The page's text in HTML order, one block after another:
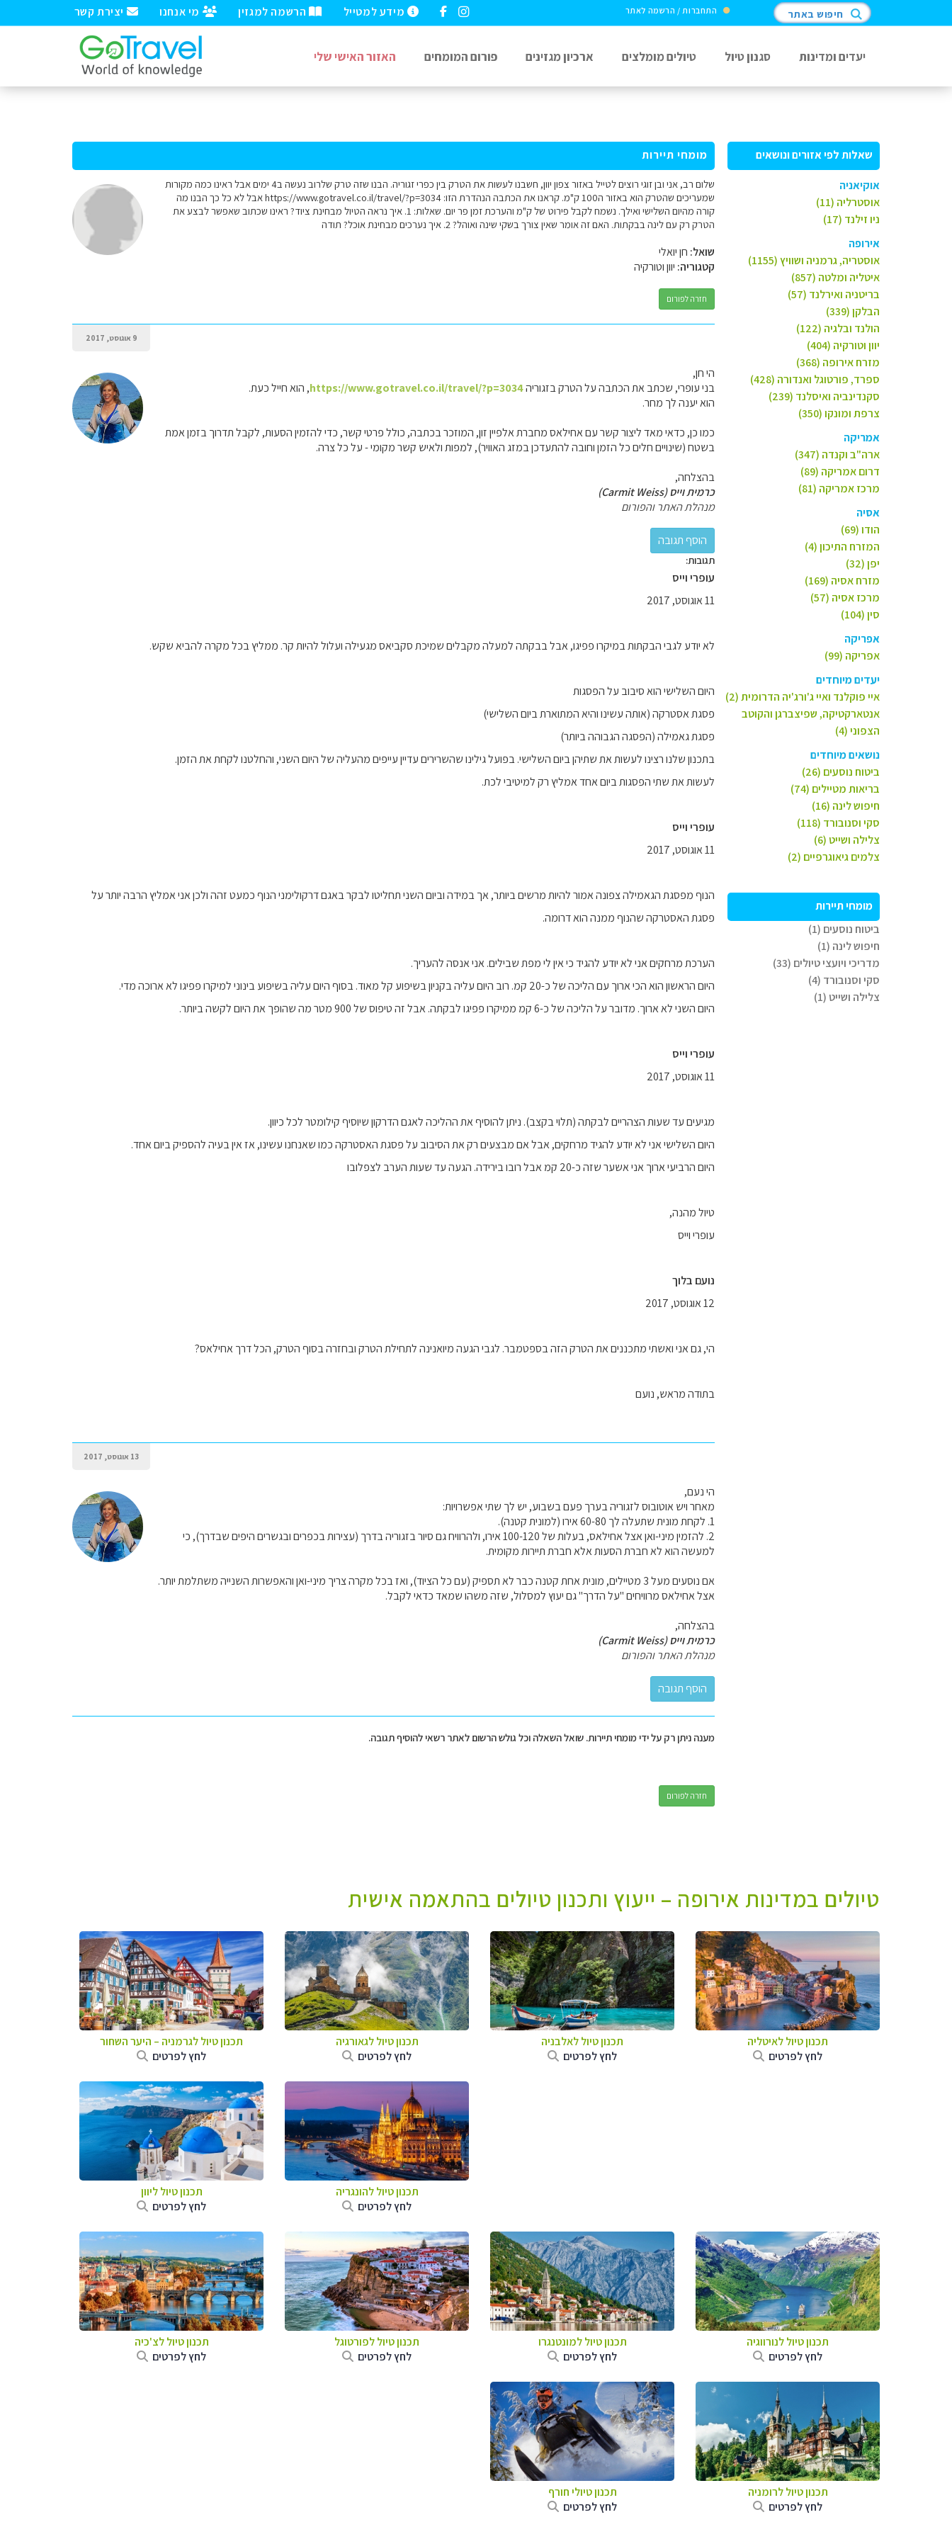
יצירת קשר מי אנחנו הרשמה למגזין מידע למטייל התחברות / הרשמה לאתר חיפוש באתר
יעדים ומדינות סגנון טיול טיולים מומלצים ארכיון מגזינים פורום המומחים האזור האישי שלי
שאלות לפי אזורים ונושאים
אוקיאניה
אוסטרליה (11)
ניו זילנד (17)
אירופה
אוסטריה, גרמניה ושוויץ (1155)
איטליה ומלטה (857)
בריטניה ואירלנד (57)
הבלקן (339)
הולנד ובלגיה (122)
יוון וטורקיה (404)
מזרח אירופה (368)
ספרד, פורטוגל ואנדורה (428)
סקנדינביה ואיסלנד (239)
צרפת ומונקו (350)
אמריקה
ארה"ב וקנדה (347)
דרום אמריקה (89)
מרכז אמריקה (81)
אסיה
הודו (69)
המזרח התיכון (4)
יפן (32)
מזרח אסיה (169)
מרכז אסיה (57)
סין (104)
אפריקה
אפריקה (99)
יעדים מיוחדים
איי פוקלנד ואיי ג'ורג'יה הדרומית (2)
אנטארקטיקה, שפיצברגן והקוטב
הצפוני (4)
נושאים מיוחדים
ביטוח נוסעים (26)
בריאות מטיילים (74)
חיפוש לינה (16)
סקי וסנובורד (118)
צלילה ושייט (6)
צלמים גיאוגרפיים (2)
מומחי תיירות
ביטוח נוסעים (1)
חיפוש לינה (1)
מדריכי ויועצי טיולים (33)
סקי וסנובורד (4)
צלילה ושייט (1)
מומחי תיירות
שלום רב, אני ובן זוגי רוצים לטייל באזור צפון יוון, חשבנו לעשות את הטרק בין כפרי זגוריה. הבנו שזה טרק שלרוב נעשה ב4 ימים אבל ראינו כמה מקורות
שמעריכים שהטרק הוא באזור ה100 ק"מ. קראנו את הכתבה הנהדרת הזו: https://www.gotravel.co.il/travel/?p=3034 אבל לא כל כך הבנו מה
קורה מהיום השלישי ואילך. נשמח לקבל פירוט של ק"מ והערכת זמן פר יום. שאלות: 1. איך נראה הטיול מבחינת ציוד? ראינו שכתוב שאפשר לבצע את
הטרק רק עם לינה בבקתות. האם זה אומר שאין צורך בשקי שינה ואוהל? 2. איך נערכים מבחינת אוכל? תודה
שואל: חן יואלי
קטגוריה: יוון וטורקיה
חזרה לפורום
9 אוגוסט, 2017
הי חן,
בני עופרי, שכתב את הכתבה על הטרק בזגוריהhttps://www.gotravel.co.il/travel/?p=3034, הוא חייל כעת.
הוא יענה לך מחר.
כמו כן, כדאי מאד ליצור קשר עם אחילאס מחברת אלפיין זון, המוזכר בכתבה, כולל פרטי קשר, כדי להזמין הסעות, לקבל תדרוך בזמן אמת
בשטח (שינויים חלים כל הזמן וחובה להתעדכן במזג האוויר), למפות ולאיש קשר מקומי - על כל צרה.
בהצלחה,
כרמית וייס (Carmit Weiss)
מנהלת האתר והפורום
תגובות:
עופרי וייס
11 אוגוסט, 2017
לא יודע לגבי הבקתות במיקרו פפיגו, אבל בבקתה למעלה מקבלים שמיכת סקביאס מגעילה ועלול להיות קר. ממליץ בכל מקרה להביא שקש.
היום השלישי הוא סיבוב על הפסגות
פסגת אסטרקה (אותה עשינו והיא המתוארת ביום השלישי)
פסגת גאמילה (הפסגה הגבוהה ביותר)
בתכנון שלנו רצינו לעשות את שתיהן ביום השלישי. בפועל גילינו שהשרירים עדיין עייפים מהעליה של היום השני, והחלטנו לקחת את הזמן.
לעשות את שתי הפסגות ביום אחד אמליץ רק למיטיבי לכת.
עופרי וייס
11 אוגוסט, 2017
הנוף מפסגת הגאמילה צפונה אמור להיות מרשים ביותר, אך במידה וביום השני תחליטו לבקר באגם דרקולימני הנוף כמעט זהה ולכן אני אמליץ הרבה יותר על
פסגת האסטרקה שהנוף ממנה הוא דרומה.
הערכת מרחקים אני לא יודע להגיד כי אין לי מפת שבילים. אני אנסה להעריך.
היום הראשון הוא הכי ארוך עם הליכה של כ-20 קמ. רוב היום עליה בקניון בשיפוע קל מאוד. בסוף היום עליה בשיפוע בינוני למיקרו פפיגו לא ארוכה מדי.
היום השני לא ארוך. מדובר על הליכה של כ-6 קמ ממיקרו פפיגו לבקתה. אבל זה טיפוס של 900 מטר מה שהופך את היום לקשה ביותר.
עופרי וייס
11 אוגוסט, 2017
מגיעים עד שעות הצהריים לבקתה (תלוי בקצב). ניתן להוסיף את ההליכה לאגם הדרקון שיוסיף קילומטר לכל כיוון.
היום השלישי אני לא יודע להגיד מרחקים, אבל אם מבצעים רק את הסיבוב על פסגת האסטרקה כמו שאנחנו עשינו, אז אין בעיה להספיק ביום אחד.
היום הרביעי ארוך אני אשער שזה כ-20 קמ אבל רובו בירידה. הגעה עד שעות הערב לצפלובו
טיול מהנה,
עופרי וייס
נועם בלוך
12 אוגוסט, 2017
הי, גם אני ואשתי מתכננים את הטרק הזה בספטמבר. לגבי הגעה מיואנינה לתחילת הטרק ובחזרה בסוף הטרק, הכל דרך אחילאס?
בתודה מראש, נועם
13 אוגוסט, 2017
הי נעם,
מאחר ויש אוטובוס לזגוריה בערך פעם בשבוע, יש לך שתי אפשרויות:
1. לקחת מונית שתעלה לך 60-80 אירו (למונית קטנה).
2. להזמין מיני-ואן אצל אחילאס, בעלות של 100-120 אירו, ולהרוויח גם סיור בזגוריה בדרך (עצירות בכפרים ובגשרים היפים שבדרך), כי
למעשה הוא לא חברת הסעות אלא חברת תיירות מקומית.
אם נוסעים מעל 3 מטיילים, מונית אחת קטנה כבר לא תספיק (עם כל הציוד), ואז בכל מקרה צריך מיני-ואן והאפשרות השנייה משתלמת יותר.
אצל אחילאס מרוויחים "על הדרך" גם יעוץ למסלול, שזה משהו שמאד כדאי לקבל.
בהצלחה,
כרמית וייס (Carmit Weiss)
מנהלת האתר והפורום
מענה ניתן רק על ידי מומחי תיירות. שואל השאלה וכל גולש הרשום לאתר רשאי להוסיף תגובה.
חזרה לפורום
טיולים במדינות אירופה – ייעוץ ותכנון טיולים בהתאמה אישית
תכנון טיול לאיטליה
לחץ לפרטים
תכנון טיול לאלבניה
לחץ לפרטים
תכנון טיול לגאורגיה
לחץ לפרטים
תכנון טיול לגרמניה – היער השחור
לחץ לפרטים
תכנון טיול להונגריה
לחץ לפרטים
תכנון טיול ליוון
לחץ לפרטים
תכנון טיול לנורווגיה
לחץ לפרטים
תכנון טיול למונטנגרו
לחץ לפרטים
תכנון טיול לפורטוגל
לחץ לפרטים
תכנון טיול לצ'כיה
לחץ לפרטים
תכנון טיול לרומניה
לחץ לפרטים
תכנון טיולי חורף
לחץ לפרטים